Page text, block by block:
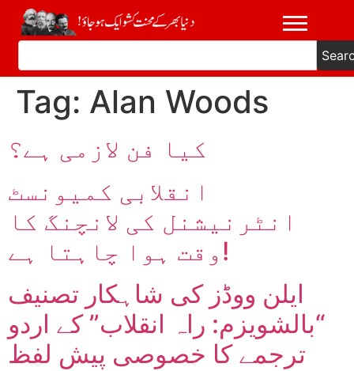
Tag: Alan Woods
کیا فن لازمی ہے؟
انقلابی کمیونسٹ
انٹرنیشنل کی لانچنگ کا
وقت ہوا چاہتا ہے!
ایلن ووڈز کی شاہکار تصنیف
“بالشویزم: راہ انقلاب” کے اردو
ترجمے کا خصوصی پیش لفظ